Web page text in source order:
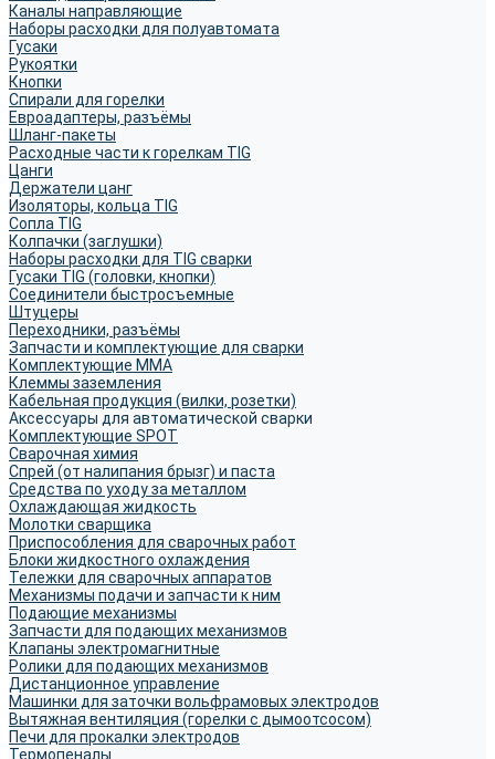
Каналы направляющие
Наборы расходки для полуавтомата
Гусаки
Рукоятки
Кнопки
Спирали для горелки
Евроадаптеры, разъёмы
Шланг-пакеты
Расходные части к горелкам TIG
Цанги
Держатели цанг
Изоляторы, кольца TIG
Сопла TIG
Колпачки (заглушки)
Наборы расходки для TIG сварки
Гусаки TIG (головки, кнопки)
Соединители быстросъемные
Штуцеры
Переходники, разъёмы
Запчасти и комплектующие для сварки
Комплектующие ММА
Клеммы заземления
Кабельная продукция (вилки, розетки)
Аксессуары для автоматической сварки
Комплектующие SPOT
Сварочная химия
Спрей (от налипания брызг) и паста
Средства по уходу за металлом
Охлаждающая жидкость
Молотки сварщика
Приспособления для сварочных работ
Блоки жидкостного охлаждения
Тележки для сварочных аппаратов
Механизмы подачи и запчасти к ним
Подающие механизмы
Запчасти для подающих механизмов
Клапаны электромагнитные
Ролики для подающих механизмов
Дистанционное управление
Машинки для заточки вольфрамовых электродов
Вытяжная вентиляция (горелки с дымоотсосом)
Печи для прокалки электродов
Термопеналы